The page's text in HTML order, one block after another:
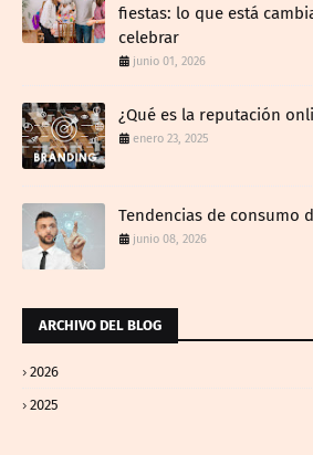
fiestas: lo que está
celebrar
junio 01, 2026
¿Qué es la reputación
enero 23, 2025
Tendencias de consumo
junio 08, 2026
ARCHIVO DEL BLOG
2026
2025